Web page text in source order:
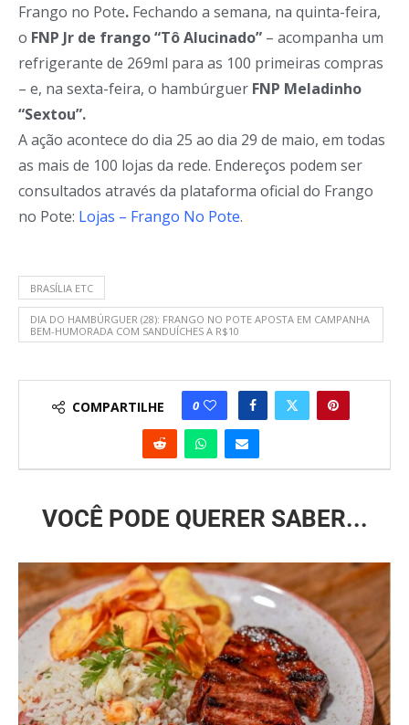
Frango no Pote. Fechando a semana, na quinta-feira,
o FNP Jr de frango“Tô Alucinado” – acompanha um
refrigerante de 269ml para as 100 primeiras compras
– e, na sexta-feira, o hambúrguer FNP Meladinho
“Sextou”.
A ação acontece do dia 25 ao dia 29 de maio, em todas
as mais de 100 lojas da rede. Endereços podem ser
consultados através da plataforma oficial do Frango
no Pote: Lojas – Frango No Pote.
BRASÍLIA ETC
DIA DO HAMBÚRGUER (28): FRANGO NO POTE APOSTA EM CAMPANHA
BEM-HUMORADA COM SANDUÍCHES A R$10
COMPARTILHE 0
VOCÊ PODE QUERER SABER...